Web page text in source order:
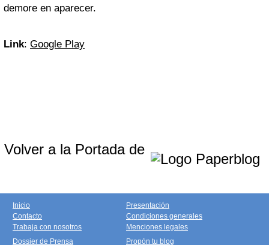
demore en aparecer.
Link: Google Play
Volver a la Portada de
Inicio
Contacto
Trabaja con nosotros
Presentación
Condiciones generales
Menciones legales
Dossier de Prensa
Propón tu blog